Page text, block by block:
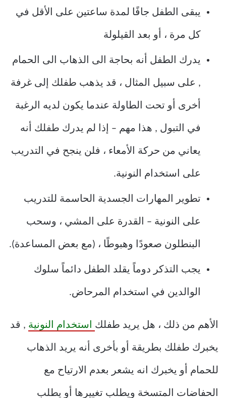
يبقى الطفل جافًا لمدة ساعتين على الأقل في
كل مرة ، أو بعد القيلولة
يدرك الطفل أنه بحاجة الى الذهاب الى الحمام
, على سبيل المثال ، قد يذهب طفلك إلى غرفة
أخرى أو تحت الطاولة عندما يكون لديه الرغبة
في التبول , هذا مهم – إذا لم يدرك طفلك أنه
يعاني من حركة الأمعاء ، فلن ينجح في التدريب
على استخدام النونية.
تطوير المهارات الجسدية الحاسمة للتدريب
على النونية – القدرة على المشي ، وسحب
البنطلون صعودًا وهبوطًا ، (مع بعض المساعدة).
يجب التذكر دوماً يقلد الطفل دائماً سلوك
الوالدين في استخدام المرحاض.
الأهم من ذلك ، هل يريد طفلك استخدام النونية , قد
يخبرك طفلك بطريقة أو بأخرى أنه يريد الذهاب
للحمام أو يخبرك انه يشعر بعدم الارتياح مع
الحفاضات المتسخة ويطلب تغييرها أو يطلب